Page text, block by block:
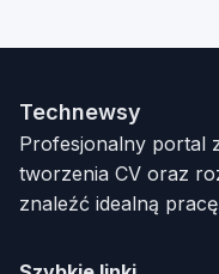
Technewsy
Profesjonalny portal
tworzenia CV oraz
znaleźć idealną